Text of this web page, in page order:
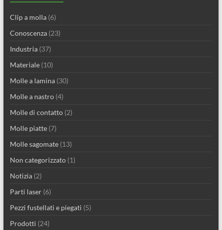
Clip a molla(6)
Conoscenza(23)
Industria(37)
Materiale(10)
Molle a lamina(30)
Molle a nastro(4)
Molle di contatto(2)
Molle piatte(7)
Molle sagomate(13)
Non categorizzato(1)
Notizia(2)
Parti laser(6)
Pezzi fustellati e piegati (5)
Prodotti (24)